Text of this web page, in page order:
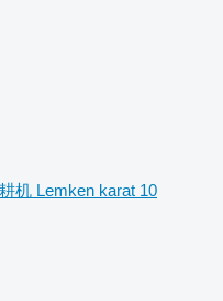
机 Lemken karat 10